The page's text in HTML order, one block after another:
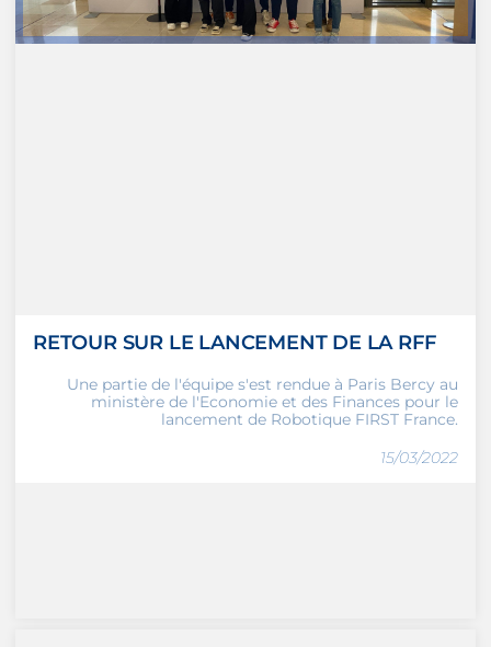
RETOUR SUR LE LANCEMENT DE LA RFF
Une partie de l'équipe s'est rendue à Paris Bercy au
ministère de l'Economie et des Finances pour le
lancement de Robotique FIRST France.
15/03/2022